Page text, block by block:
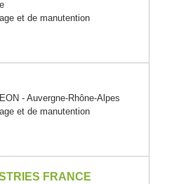
et de manutention
- Auvergne-Rhône-Alpes
et de manutention
FRANCE